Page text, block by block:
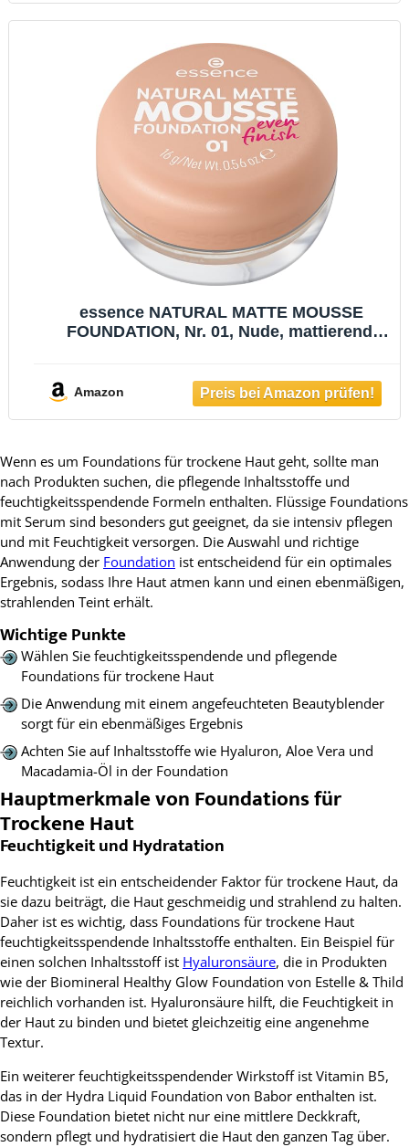
essence NATURAL MATTE MOUSSE
FOUNDATION, Nr. 01, Nude, mattierend,
Pack (15g)
Amazon
Wenn es um Foundations für trockene Haut geht, sollte man
nach Produkten suchen, die pflegende Inhaltsstoffe und
feuchtigkeitsspendende Formeln enthalten. Flüssige Foundations
mit Serum sind besonders gut geeignet, da sie intensiv pflegen
und mit Feuchtigkeit versorgen. Die Auswahl und richtige
Anwendung der Foundation ist entscheidend für ein optimales
Ergebnis, sodass Ihre Haut atmen kann und einen ebenmäßigen,
strahlenden Teint erhält.
Wichtige Punkte
Wählen Sie feuchtigkeitsspendende und pflegende
Foundations für trockene Haut
Die Anwendung mit einem angefeuchteten Beautyblender
sorgt für ein ebenmäßiges Ergebnis
Achten Sie auf Inhaltsstoffe wie Hyaluron, Aloe Vera und
Macadamia-Öl in der Foundation
Hauptmerkmale von Foundations für
Trockene Haut
Feuchtigkeit und Hydratation
Feuchtigkeit ist ein entscheidender Faktor für trockene Haut, da
sie dazu beiträgt, die Haut geschmeidig und strahlend zu halten.
Daher ist es wichtig, dass Foundations für trockene Haut
feuchtigkeitsspendende Inhaltsstoffe enthalten. Ein Beispiel für
einen solchen Inhaltsstoff ist Hyaluronsäure, die in Produkten
wie der Biomineral Healthy Glow Foundation von Estelle & Thild
reichlich vorhanden ist. Hyaluronsäure hilft, die Feuchtigkeit in
der Haut zu binden und bietet gleichzeitig eine angenehme
Textur.
Ein weiterer feuchtigkeitsspendender Wirkstoff ist Vitamin B5,
das in der Hydra Liquid Foundation von Babor enthalten ist.
Diese Foundation bietet nicht nur eine mittlere Deckkraft,
sondern pflegt und hydratisiert die Haut den ganzen Tag über.